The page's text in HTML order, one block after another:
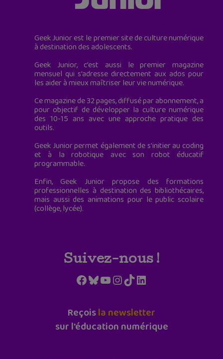
Geek Junior est le premier site de culture numérique
à destination des adolescents.
Geek Junior, c’est aussi le premier magazine
mensuel qui s’adresse directement aux ados pour
les aider à mieux maîtriser leur vie numérique.
Ce magazine de 32 pages, diffusé par abonnement, a
pour objectif de développer la culture numérique
des 10-15 ans avec une approche pratique des
outils.
Geek Junior permet également de s'initier au coding
et à la robotique avec son robot éducatif
programmable.
Enfin, Geek Junior propose des formations
professionnelles à destination des bibliothécaires,
mais aussi des animations pour le public scolaire
(collège, lycée).
Suivez-nous !
Facebook
Bluesky
YouTube
Instagram
TikTokLinkedIn
Reçoisla newsletter
sur l'éducation numérique